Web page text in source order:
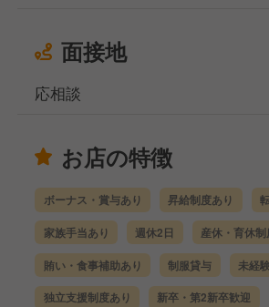
面接地
応相談
お店の特徴
ボーナス・賞与あり 昇給制度あり
家族手当あり 週休2日 産休・育休制
賄い・食事補助あり 制服貸与 未経
独立支援制度あり 新卒・第2新卒歓迎